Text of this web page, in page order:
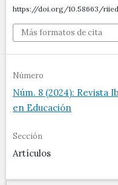
https://doi.org/10.58663/
Más formatos de cita
Número
Núm. 8 (2024): Revista
en Educación
Sección
Artículos